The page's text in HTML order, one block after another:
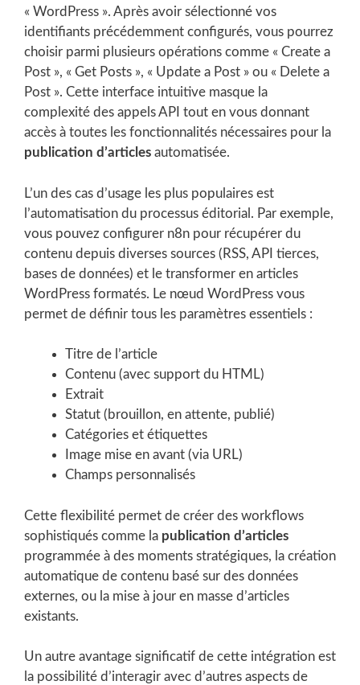
« WordPress ». Après avoir sélectionné vos
identifiants précédemment configurés, vous pourrez
choisir parmi plusieurs opérations comme « Create a
Post », « Get Posts », « Update a Post » ou « Delete a
Post ». Cette interface intuitive masque la
complexité des appels API tout en vous donnant
accès à toutes les fonctionnalités nécessaires pour la
publication d’articles automatisée.
L’un des cas d’usage les plus populaires est
l’automatisation du processus éditorial. Par exemple,
vous pouvez configurer n8n pour récupérer du
contenu depuis diverses sources (RSS, API tierces,
bases de données) et le transformer en articles
WordPress formatés. Le nœud WordPress vous
permet de définir tous les paramètres essentiels :
Titre de l’article
Contenu (avec support du HTML)
Extrait
Statut (brouillon, en attente, publié)
Catégories et étiquettes
Image mise en avant (via URL)
Champs personnalisés
Cette flexibilité permet de créer des workflows
sophistiqués comme la publication d’articles
programmée à des moments stratégiques, la création
automatique de contenu basé sur des données
externes, ou la mise à jour en masse d’articles
existants.
Un autre avantage significatif de cette intégration est
la possibilité d’interagir avec d’autres aspects de